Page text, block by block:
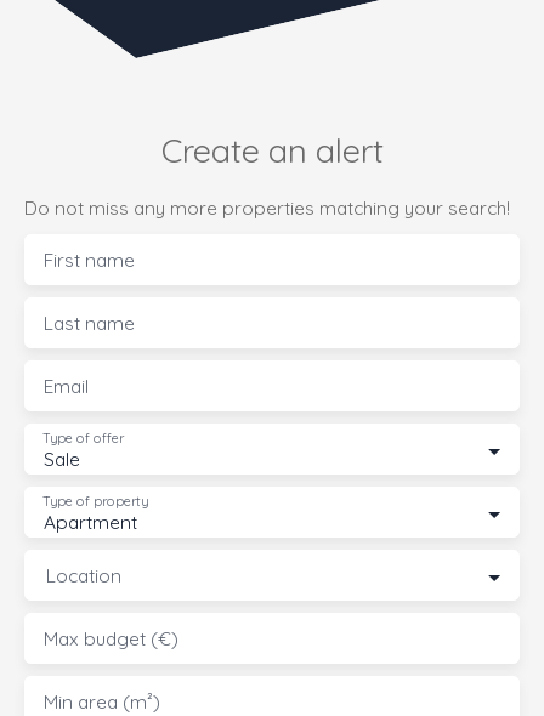
Create an alert
Do not miss any more properties matching your search!
First name
Last name
Email
Sale
Type of offer
Apartment
Type of property
Location
Max budget (€)
Min area (m²)